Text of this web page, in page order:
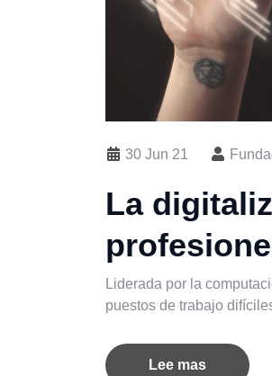
30 Jun 21
La
Liderada por la
puestos de trabajo
Lee mas